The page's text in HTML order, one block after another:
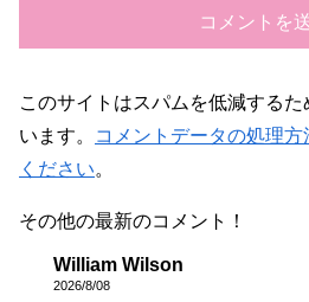
このサイトはスパムを低減する
います。
コメントデータの処理
ください。
その他の最新のコメント！
William Wilson
2026/8/08